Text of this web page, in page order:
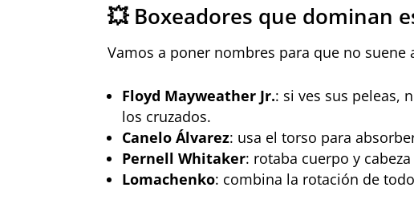
💥 Boxeadores que dominan
Vamos a poner nombres para que no suene
Floyd Mayweather Jr.: si ves sus peleas,
los cruzados.
Canelo Álvarez: usa el torso para
Pernell Whitaker: rotaba cuerpo y
Lomachenko: combina la rotación de